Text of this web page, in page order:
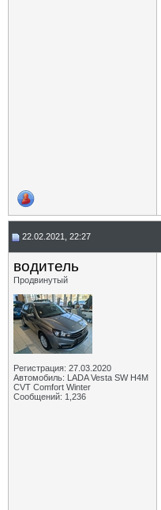
22.02.2021, 22:27
водитель
Продвинутый
Регистрация: 27.03.2020
Автомобиль: LADA Vesta SW H4M
CVT Comfort Winter
Сообщений: 1,236